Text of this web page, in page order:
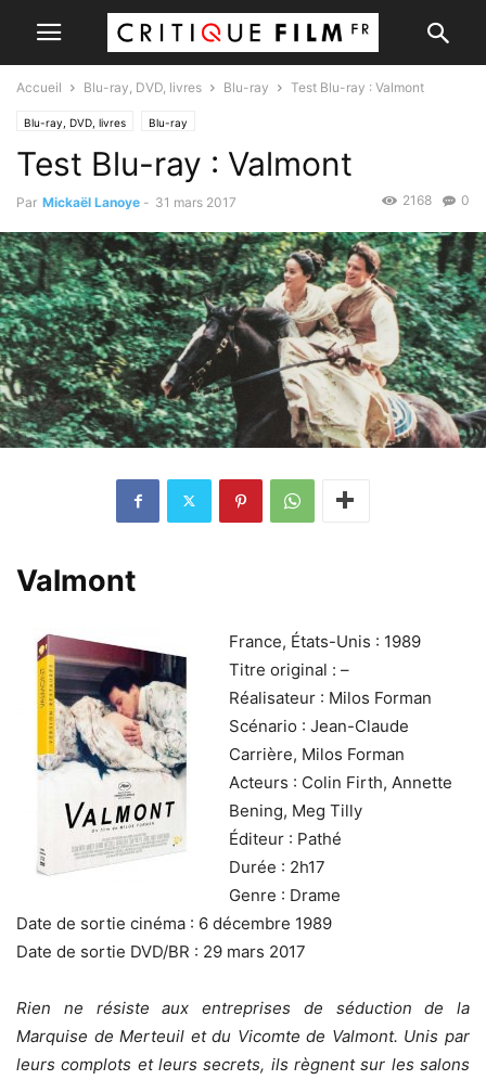
Accueil Blu-ray, DVD, livres Blu-ray Test Blu-ray : Valmont
Blu-ray, DVD, livres Blu-ray
Test Blu-ray : Valmont
Par Mickaël Lanoye - 31 mars 2017 0
2168
Valmont
France, États-Unis : 1989
Titre original : –
Réalisateur : Milos Forman
Scénario : Jean-Claude
Carrière, Milos Forman
Acteurs : Colin Firth, Annette
Bening, Meg Tilly
Éditeur : Pathé
Durée : 2h17
Genre : Drame
Date de sortie cinéma : 6 décembre 1989
Date de sortie DVD/BR : 29 mars 2017
Rien ne résiste aux entreprises de séduction de la
Marquise de Merteuil et du Vicomte de Valmont. Unis par
leurs complots et leurs secrets, ils règnent sur les salons